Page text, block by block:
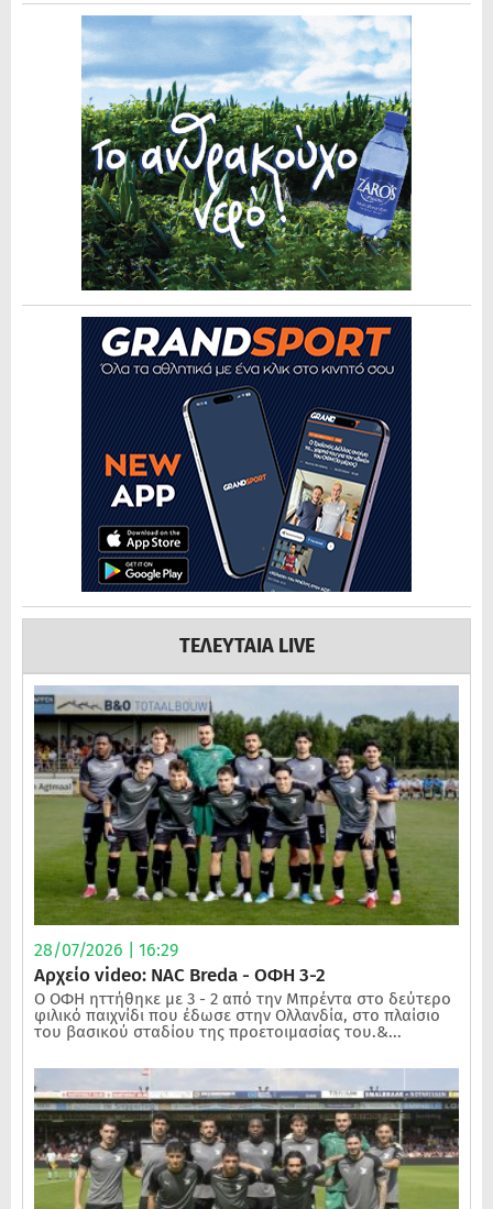
ΤΕΛΕΥΤΑΙΑ LIVE
28/07/2026 | 16:29
Αρχείο video: NAC Breda - ΟΦΗ 3-2
Ο ΟΦΗ ηττήθηκε με 3 - 2 από την Μπρέντα στο δεύτερο
φιλικό παιχνίδι που έδωσε στην Ολλανδία, στο πλαίσιο
του βασικού σταδίου της προετοιμασίας του.&...